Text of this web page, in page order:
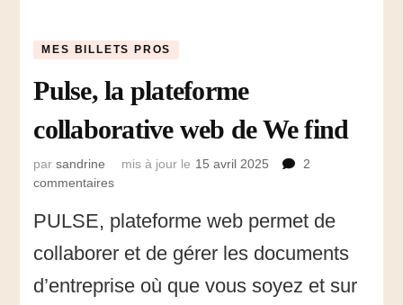
MES BILLETS PROS
Pulse, la plateforme
collaborative web de We find
parsandrine mis à jour le 15 avril 2025
2
commentaires
la
collaborative
de
PULSE, plateforme web permet de
collaborer et de gérer les documents
d’entreprise où que vous soyez et sur